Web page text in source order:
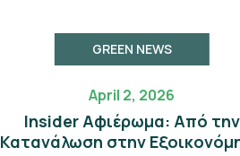
GREEN NEWS
April 2, 2026
Insider Αφιέρωμα: Από την
Κατανάλωση στην